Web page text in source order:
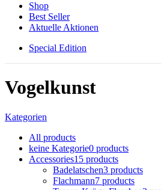
Shop
Best Seller
Aktuelle Aktionen
Special Edition
Vogelkunst
Kategorien
All products
keine Kategorie0 products
Accessories15 products
Badelatschen3 products
Flachmann7 products